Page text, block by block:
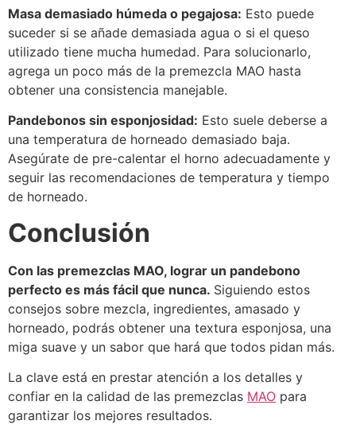
Masa demasiado húmeda o pegajosa: Esto puede
suceder si se añade demasiada agua o si el queso
utilizado tiene mucha humedad. Para solucionarlo,
agrega un poco más de la premezcla MAO hasta
obtener una consistencia manejable.
Pandebonos sin esponjosidad: Esto suele deberse a
una temperatura de horneado demasiado baja.
Asegúrate de pre-calentar el horno adecuadamente y
seguir las recomendaciones de temperatura y tiempo
de horneado.
Conclusión
Con las premezclas MAO, lograr un pandebono
perfecto es más fácil que nunca. Siguiendo estos
consejos sobre mezcla, ingredientes, amasado y
horneado, podrás obtener una textura esponjosa, una
miga suave y un sabor que hará que todos pidan más.
La clave está en prestar atención a los detalles y
confiar en la calidad de las premezclas MAO para
garantizar los mejores resultados.